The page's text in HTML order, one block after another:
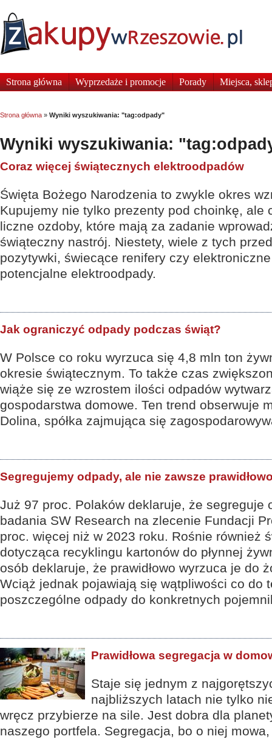
Strona główna Wyprzedaże i promocje Porady Miejsca,
Strona główna » Wyniki wyszukiwania: "tag:odpady"
Wyniki wyszukiwania:
Coraz więcej świątecznych elektroodpadów
Święta Bożego Narodzenia to zwykle okres
Kupujemy nie tylko prezenty pod choinkę, ale
liczne ozdoby, które mają za zadanie
świąteczny nastrój. Niestety, wiele z tych
pozytywki, świecące renifery czy
potencjalne elektroodpady.
Jak ograniczyć odpady podczas świąt?
W Polsce co roku wyrzuca się 4,8 mln ton
okresie świątecznym. To także czas
wiąże się ze wzrostem ilości odpadów
gospodarstwa domowe. Ten trend obserwuje
Dolina, spółka zajmująca się
Segregujemy odpady, ale nie zawsze
Już 97 proc. Polaków deklaruje, że segreguje
badania SW Research na zlecenie Fundacji
proc. więcej niż w 2023 roku. Rośnie również
dotycząca recyklingu kartonów do płynnej
osób deklaruje, że prawidłowo wyrzuca je do
Wciąż jednak pojawiają się wątpliwości co do
poszczególne odpady do konkretnych
Prawidłowa segregacja w
Staje się jednym z
najbliższych latach nie tylko
wręcz przybierze na sile. Jest dobra dla
naszego portfela. Segregacja, bo o niej